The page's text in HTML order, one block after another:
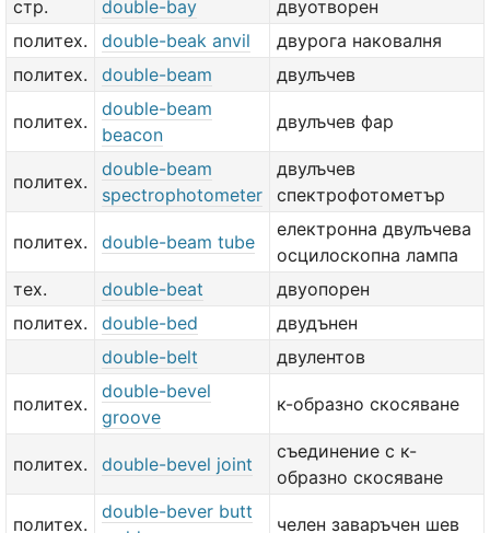
стр.
double-bay
двуотворен
политех.
double-beak anvil
двурога наковалня
политех.
double-beam двулъчев
политех.
double-beam
beacon
двулъчев фар
политех.
double-beam
spectrophotometer
двулъчев
спектрофотометър
политех. double-beam tube
електронна двулъчева
осцилоскопна лампа
тех.
double-beat
двуопорен
политех.
double-bed
двудънен
double-belt
двулентов
политех.
double-bevel
groove
к-образно скосяване
политех. double-bevel joint
съединение с к-
образно скосяване
политех.
double-bever butt
челен заваръчен шев